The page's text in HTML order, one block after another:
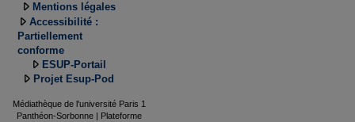
Mentions légales
Accessibilité :
Partiellement
conforme
ESUP-Portail
Projet Esup-Pod
Médiathèque de l'université Paris 1
Panthéon-Sorbonne | Plateforme